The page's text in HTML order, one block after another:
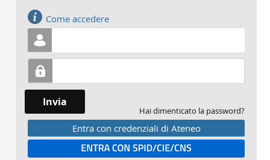
Come accedere
Invia
Hai dimenticato la password?
Entra con credenziali di Ateneo
Entra con SPID